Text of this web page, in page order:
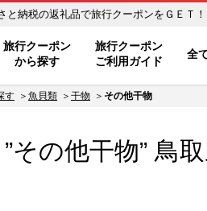
取市【その他干物】のお礼の品一覧 ふるさと納税の返礼品で旅
旅行クーポン
から探す
旅行クーポン
ご利用ガイド
全
す 魚貝類 干物 その他干物
”その他干物” 鳥